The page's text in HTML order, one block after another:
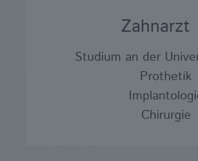
Zahnarzt
Studium an der
Prothetik
Chirurgie